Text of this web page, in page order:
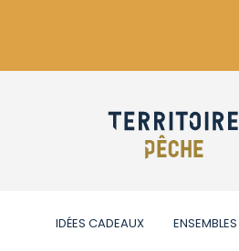
IDÉES CADEAUX ENSEMBLES